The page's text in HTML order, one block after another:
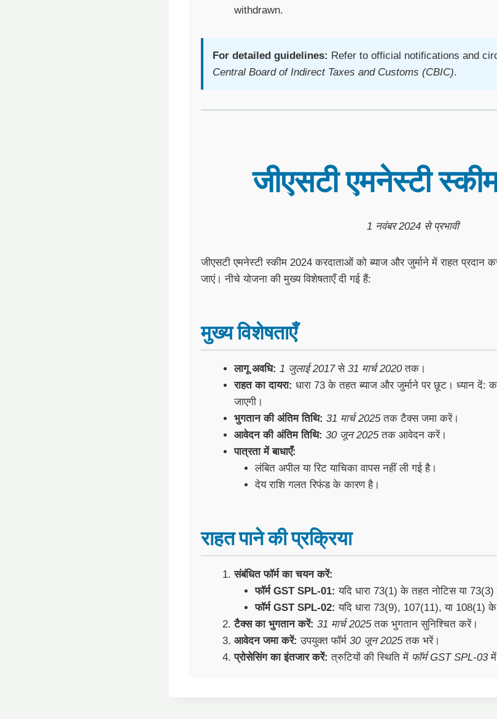
withdrawn.
For detailed guidelines: Refer to official notifications and
Central Board of Indirect Taxes and Customs (CBIC).
जीएसटी एमनेस्टी
1 नवंबर 2024 से प्रभावी
जीएसटी एमनेस्टी स्कीम 2024 करदाताओं को ब्याज और जुर्माने में राहत प्रदान
जाएं। नीचे योजना की मुख्य विशेषताएँ दी गई हैं:
मुख्य विशेषताएँ
लागू अवधि: 1 जुलाई 2017से 31 मार्च 2020तक।
राहत का दायरा: धारा 73 के तहत ब्याज और जुर्माने पर छूट। ध्यान दें:
जाएगी।
भुगतान की अंतिम तिथि: 31 मार्च 2025तक टैक्स जमा करें।
आवेदन की अंतिम तिथि: 30 जून 2025तक आवेदन करें।
पात्रता में बाधाएँ:
लंबित अपील या रिट याचिका वापस नहीं ली गई है।
देय राशि गलत रिफंड के कारण है।
राहत पाने की प्रक्रिया
संबंधित फॉर्म का चयन करें:
फॉर्म GST SPL-01: यदि धारा 73(1) के तहत नोटिस या 73(3)
फॉर्म GST SPL-02: यदि धारा 73(9), 107(11), या 108(1)
टैक्स का भुगतान करें: 31 मार्च 2025तक भुगतान सुनिश्चित करें।
आवेदन जमा करें: उपयुक्त फॉर्म 30 जून 2025तक भरें।
प्रोसेसिंग का इंतजार करें: त्रुटियों की स्थिति में फॉर्म GST SPL-03में